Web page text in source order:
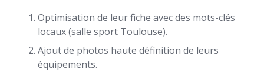
Optimisation de leur fiche avec des mots-clés
locaux (salle sport Toulouse).
Ajout de photos haute définition de leurs
équipements.